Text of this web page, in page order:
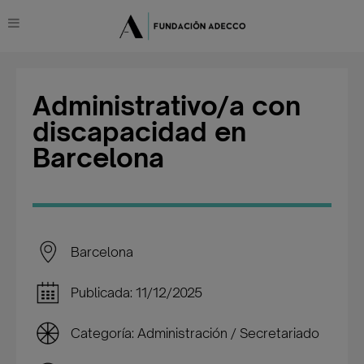
Administrativo/a con
discapacidad en
Barcelona
Barcelona
Publicada: 11/12/2025
Categoría: Administración / Secretariado